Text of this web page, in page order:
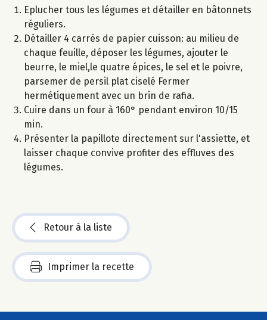
Eplucher tous les légumes et détailler en bâtonnets
réguliers.
Détailler 4 carrés de papier cuisson: au milieu de
chaque feuille, déposer les légumes, ajouter le
beurre, le miel,le quatre épices, le sel et le poivre,
parsemer de persil plat ciselé Fermer
hermétiquement avec un brin de rafia.
Cuire dans un four à 160° pendant environ 10/15
min.
Présenter la papillote directement sur l'assiette, et
laisser chaque convive profiter des effluves des
légumes.
Retour à la liste
Imprimer la recette